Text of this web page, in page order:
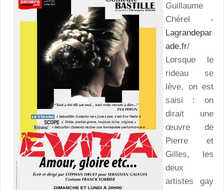
Guillaume
Chérel -
Lagrandepar
ade.fr/
Lorsque le
rideau se
lève, on est
saisi : on
dirait une
œuvre de
Pierre et
Gilles, les
deux
artistes gay